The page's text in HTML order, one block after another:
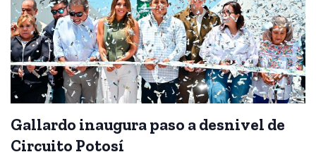
Gallardo inaugura paso a desnivel de
Circuito Potosí